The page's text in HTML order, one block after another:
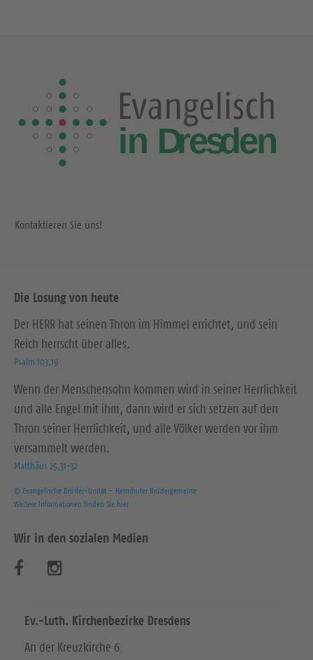
Kontaktieren Sie uns!
Die Losung von heute
Der HERR hat seinen Thron im Himmel errichtet, und sein
Reich herrscht über alles.
Psalm 103,19
Wenn der Menschensohn kommen wird in seiner Herrlichkeit
und alle Engel mit ihm, dann wird er sich setzen auf den
Thron seiner Herrlichkeit, und alle Völker werden vor ihm
versammelt werden.
Matthäus 25,31-32
© Evangelische Brüder-Unität – Herrnhuter Brüdergemeine
Weitere Informationen finden Sie hier
Wir in den sozialen Medien
s
u
s
u
Ev.-Luth. Kirchenbezirke Dresdens
An der Kreuzkirche 6